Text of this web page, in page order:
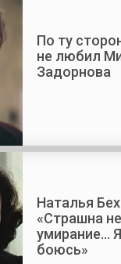
По ту
не любил
Задорнова
Наталья
«Страшна
умирание...
боюсь»